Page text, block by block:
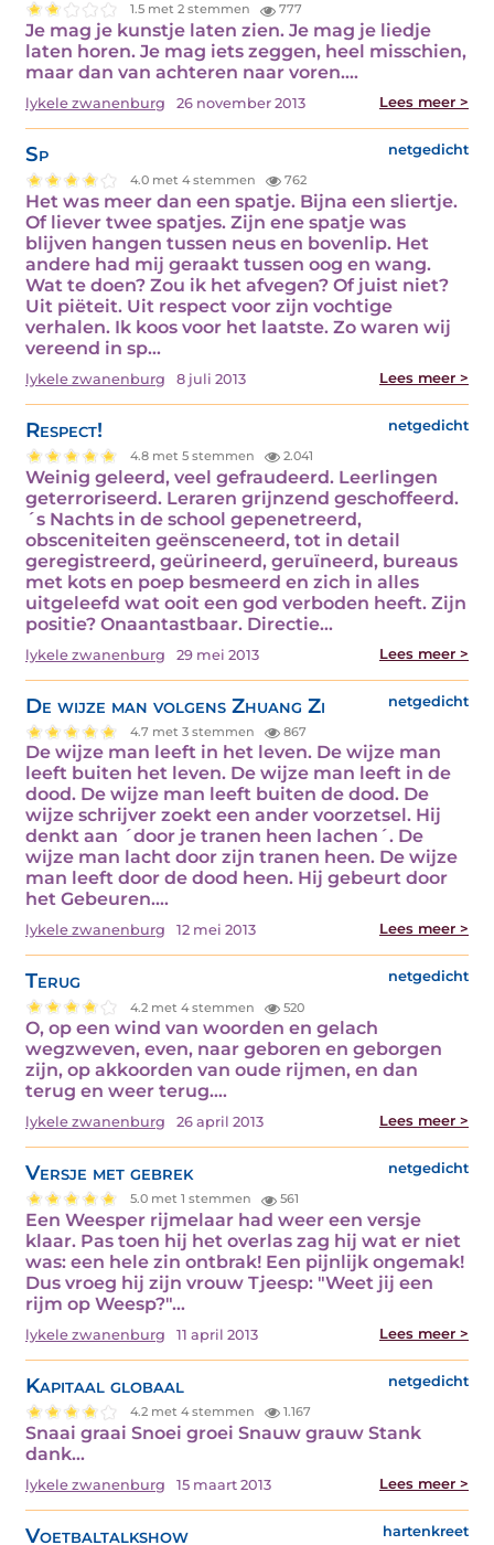
1.5 met 2 stemmen 777
Je mag je kunstje laten zien. Je mag je liedje
laten horen. Je mag iets zeggen, heel misschien,
maar dan van achteren naar voren.…
lykele zwanenburg 26 november 2013 Lees meer >
Sp netgedicht
4.0 met 4 stemmen 762
Het was meer dan een spatje. Bijna een sliertje.
Of liever twee spatjes. Zijn ene spatje was
blijven hangen tussen neus en bovenlip. Het
andere had mij geraakt tussen oog en wang.
Wat te doen? Zou ik het afvegen? Of juist niet?
Uit piëteit. Uit respect voor zijn vochtige
verhalen. Ik koos voor het laatste. Zo waren wij
vereend in sp…
lykele zwanenburg 8 juli 2013 Lees meer >
Respect! netgedicht
4.8 met 5 stemmen 2.041
Weinig geleerd, veel gefraudeerd. Leerlingen
geterroriseerd. Leraren grijnzend geschoffeerd.
´s Nachts in de school gepenetreerd,
obsceniteiten geënsceneerd, tot in detail
geregistreerd, geürineerd, geruïneerd, bureaus
met kots en poep besmeerd en zich in alles
uitgeleefd wat ooit een god verboden heeft. Zijn
positie? Onaantastbaar. Directie…
lykele zwanenburg 29 mei 2013 Lees meer >
De wijze man volgens Zhuang Zi netgedicht
4.7 met 3 stemmen 867
De wijze man leeft in het leven. De wijze man
leeft buiten het leven. De wijze man leeft in de
dood. De wijze man leeft buiten de dood. De
wijze schrijver zoekt een ander voorzetsel. Hij
denkt aan ´door je tranen heen lachen´. De
wijze man lacht door zijn tranen heen. De wijze
man leeft door de dood heen. Hij gebeurt door
het Gebeuren.…
lykele zwanenburg 12 mei 2013 Lees meer >
Terug netgedicht
4.2 met 4 stemmen 520
O, op een wind van woorden en gelach
wegzweven, even, naar geboren en geborgen
zijn, op akkoorden van oude rijmen, en dan
terug en weer terug.…
lykele zwanenburg 26 april 2013 Lees meer >
Versje met gebrek netgedicht
5.0 met 1 stemmen 561
Een Weesper rijmelaar had weer een versje
klaar. Pas toen hij het overlas zag hij wat er niet
was: een hele zin ontbrak! Een pijnlijk ongemak!
Dus vroeg hij zijn vrouw Tjeesp: "Weet jij een
rijm op Weesp?"…
lykele zwanenburg 11 april 2013 Lees meer >
Kapitaal globaal netgedicht
4.2 met 4 stemmen 1.167
Snaai graai Snoei groei Snauw grauw Stank
dank…
lykele zwanenburg 15 maart 2013 Lees meer >
Voetbaltalkshow hartenkreet